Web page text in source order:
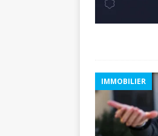
IMMOBILIER